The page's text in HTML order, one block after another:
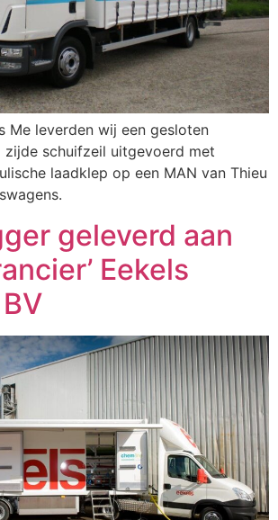
Me leverden wij een gesloten
zijde schuifzeil uitgevoerd met
laadklep op een MAN van Thieu
geleverd aan
Eekels